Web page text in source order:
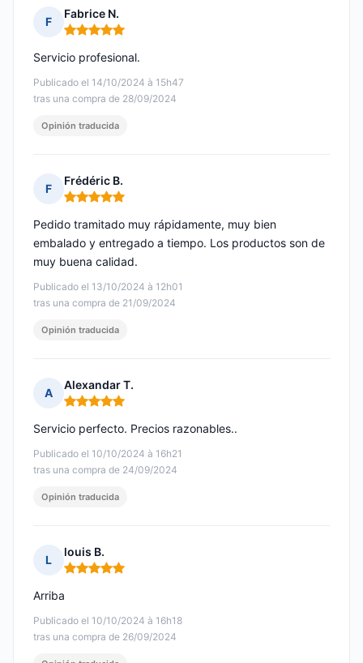
F
Fabrice N.
Nota: 5 de 5
Publicado el 14/10/2024 à 15h47
tras una compra de 28/09/2024
Servicio profesional.
Opinión traducida
F
Frédéric B.
Nota: 5 de 5
Publicado el 13/10/2024 à 12h01
tras una compra de 21/09/2024
Pedido tramitado muy rápidamente, muy bien
embalado y entregado a tiempo. Los productos son de
muy buena calidad.
Opinión traducida
A
Alexandar T.
Nota: 5 de 5
Publicado el 10/10/2024 à 16h21
tras una compra de 24/09/2024
Servicio perfecto. Precios razonables..
Opinión traducida
L
louis B.
Nota: 5 de 5
Publicado el 10/10/2024 à 16h18
tras una compra de 26/09/2024
Arriba